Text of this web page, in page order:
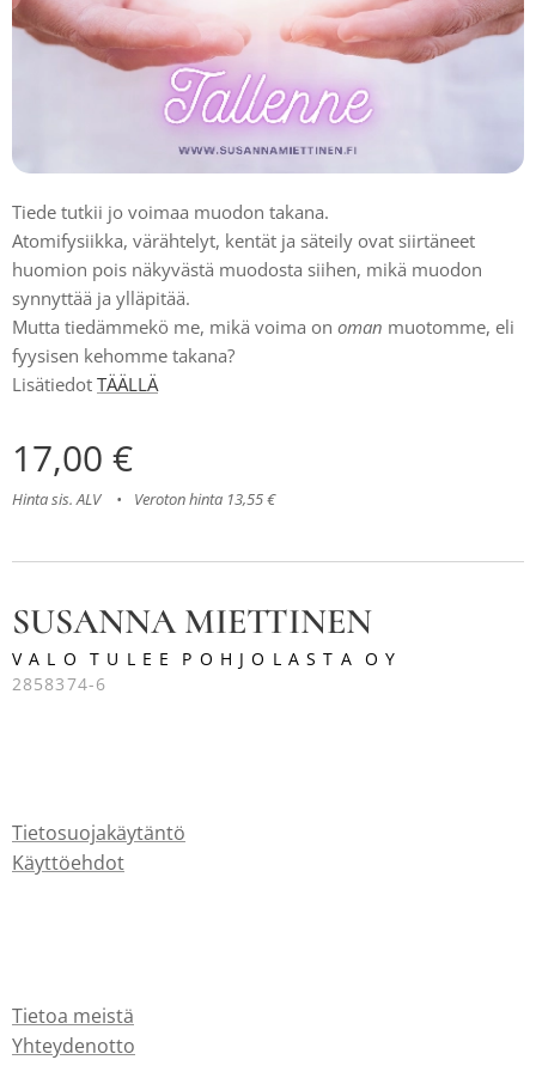
Tiede tutkii jo voimaa muodon takana.
Atomifysiikka, värähtelyt, kentät ja säteily ovat siirtäneet
huomion pois näkyvästä muodosta siihen, mikä muodon
synnyttää ja ylläpitää.
Mutta tiedämmekö me, mikä voima on oman muotomme, eli
fyysisen kehomme takana?
Lisätiedot TÄÄLLÄ
17,00 €
Hinta sis. ALV Veroton hinta 13,55 €
SUSANNA MIETTINEN
V A L O T U L E E P O H J O L A S T A O Y
2858374-6
Tietosuojakäytäntö
Käyttöehdot
Tietoa meistä
Yhteydenotto